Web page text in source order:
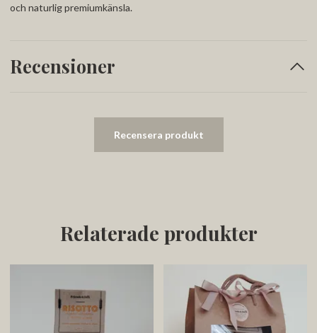
och naturlig premiumkänsla.
Recensioner
Recensera produkt
Relaterade produkter